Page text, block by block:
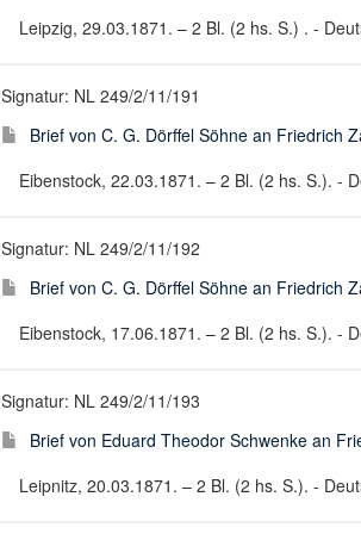
Leipzig, 29.03.1871. – 2 Bl. (2 hs. S.) . -
Signatur: NL 249/2/11/191
Brief von C. G. Dörffel Söhne an Friedrich
Eibenstock, 22.03.1871. – 2 Bl. (2 hs. S.). -
Signatur: NL 249/2/11/192
Brief von C. G. Dörffel Söhne an Friedrich
Eibenstock, 17.06.1871. – 2 Bl. (2 hs. S.). -
Signatur: NL 249/2/11/193
Brief von Eduard Theodor Schwenke an
Leipnitz, 20.03.1871. – 2 Bl. (2 hs. S.). -